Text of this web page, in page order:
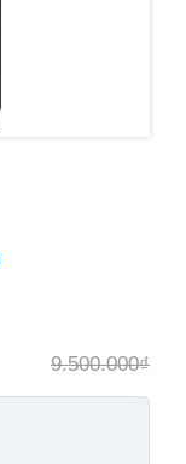
9.500.000₫